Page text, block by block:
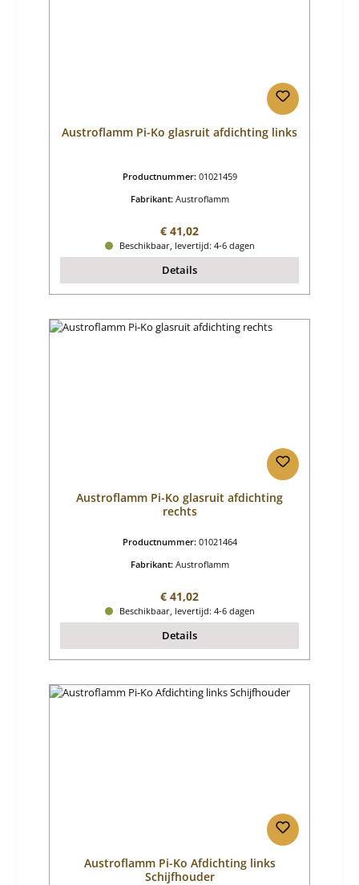
Austroflamm Pi-Ko glasruit afdichting links
Productnummer: 01021459
Fabrikant: Austroflamm
Normale prijs:
€ 41,02
Beschikbaar, levertijd: 4-6 dagen
Details
Austroflamm Pi-Ko glasruit afdichting
rechts
Productnummer: 01021464
Fabrikant: Austroflamm
Normale prijs:
€ 41,02
Beschikbaar, levertijd: 4-6 dagen
Details
Austroflamm Pi-Ko Afdichting links
Schijfhouder